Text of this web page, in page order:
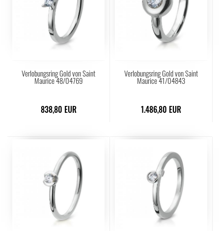
Verlobungsring Gold von Saint
Maurice 48/04769
838,80 EUR
Verlobungsring Gold von Saint
Maurice 41/04843
1.486,80 EUR